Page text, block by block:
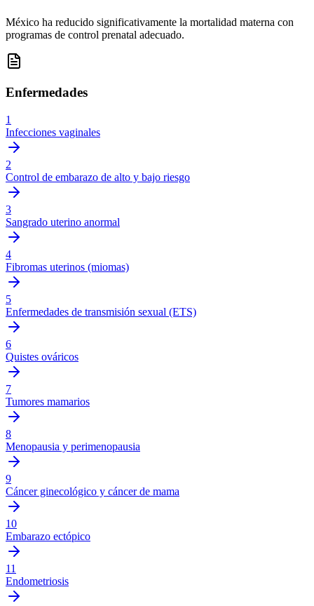
México ha reducido significativamente la mortalidad materna con
programas de control prenatal adecuado.
Enfermedades
1
Infecciones vaginales
2
Control de embarazo de alto y bajo riesgo
3
Sangrado uterino anormal
4
Fibromas uterinos (miomas)
5
Enfermedades de transmisión sexual (ETS)
6
Quistes ováricos
7
Tumores mamarios
8
Menopausia y perimenopausia
9
Cáncer ginecológico y cáncer de mama
10
Embarazo ectópico
11
Endometriosis